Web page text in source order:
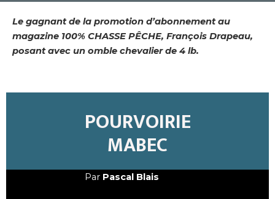
Le gagnant de la promotion d’abonnement au
magazine 100% CHASSE PÊCHE, François Drapeau,
posant avec un omble chevalier de 4 lb.
POURVOIRIE
MABEC
Par Pascal Blais